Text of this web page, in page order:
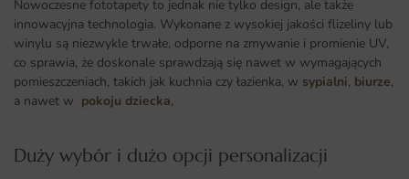
Nowoczesne fototapety to jednak nie tylko design, ale także
innowacyjna technologia. Wykonane z wysokiej jakości flizeliny lub
winylu są niezwykle trwałe, odporne na zmywanie i promienie UV,
co sprawia, że doskonale sprawdzają się nawet w wymagających
pomieszczeniach, takich jak kuchnia czy łazienka, w sypialni, biurze,
a nawet w pokoju dziecka,
Duży wybór i dużo opcji personalizacji ​